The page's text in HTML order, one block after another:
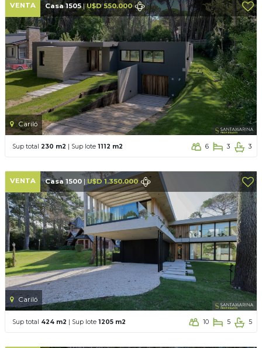
VENTA Casa 1505|U$D 550.000
Cariló
Sup total 230 m2 | Sup lote 1112 m2 6 3 3
VENTA Casa 1500| U$D 1.350.000
Cariló
Sup total 424 m2 | Sup lote 1205 m2 10 5 5